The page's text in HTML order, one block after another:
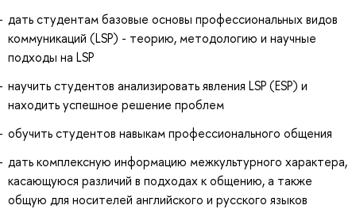
дать студентам базовые основы профессиональных видов
коммуникаций (LSP) - теорию, методологию и научные
подходы на LSP
научить студентов анализировать явления LSP (ESP) и
находить успешное решение проблем
обучить студентов навыкам профессионального общения
дать комплексную информацию межкультурного характера,
касающуюся различий в подходах к общению, а также
общую для носителей английского и русского языков